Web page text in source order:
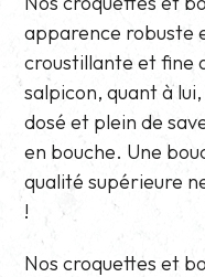
apparence robuste
croustillante et fine
salpicon, quant à
dosé et plein de
en bouche. Une
qualité supérieure
!
Nos croquettes et